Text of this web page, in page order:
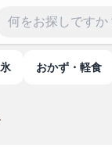
氷 おかず・軽食